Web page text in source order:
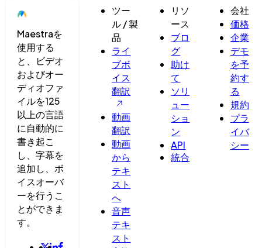
Maestraを
使用する
と、ビデオ
およびオー
ディオファ
イルを125
以上の言語
に自動的に
書き起こ
し、字幕を
追加し、ボ
イスオーバ
ーを行うこ
とができま
す。
ツー
ル / 製
品
ライ
ブボ
イス
翻訳
動画
翻訳
動画
から
テキ
スト
へ
音声
テキ
スト
リソ
ース
ブロ
グ
助け
て
ソリ
ュー
ショ
ン
API
統合
会社
価格
企業
デモ
を予
約す
る
規約
プラ
イバ
シー